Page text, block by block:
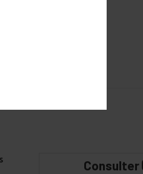
Consulter